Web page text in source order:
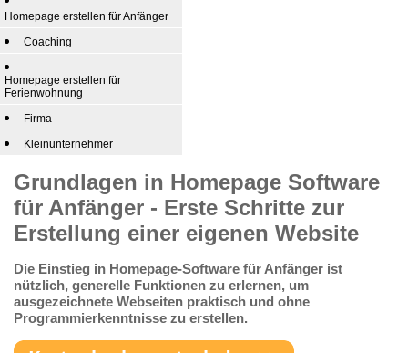
Homepage erstellen für Anfänger
Coaching
Homepage erstellen für
Ferienwohnung
Firma
Kleinunternehmer
Grundlagen in Homepage Software
für Anfänger - Erste Schritte zur
Erstellung einer eigenen Website
Die Einstieg in Homepage-Software für Anfänger ist
nützlich, generelle Funktionen zu erlernen, um
ausgezeichnete Webseiten praktisch und ohne
Programmierkenntnisse zu erstellen.